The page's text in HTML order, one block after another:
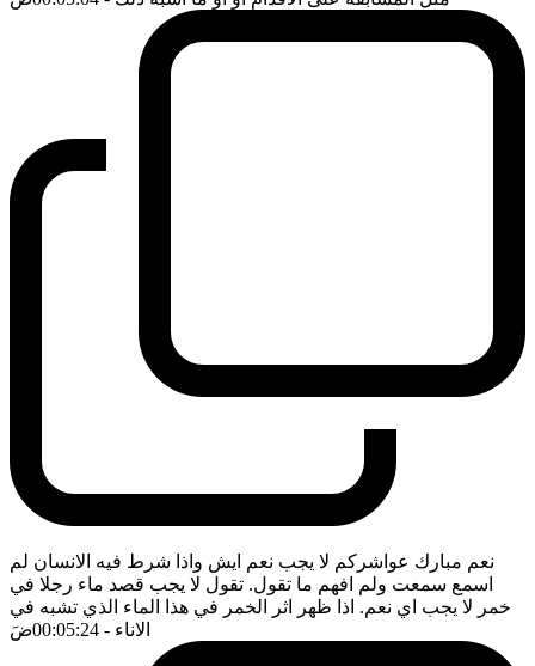
نعم مبارك عواشركم لا يجب نعم ايش واذا شرط فيه الانسان لم
اسمع سمعت ولم افهم ما تقول. تقول لا يجب قصد ماء رجلا في
خمر لا يجب اي نعم. اذا ظهر اثر الخمر في هذا الماء الذي تشبه في
الاناء - 00:05:24 ضَ